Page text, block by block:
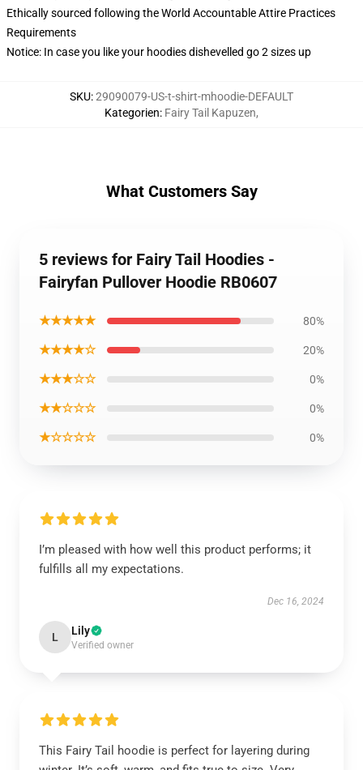
Ethically sourced following the World Accountable Attire Practices
Requirements
Notice: In case you like your hoodies dishevelled go 2 sizes up
SKU:29090079-US-t-shirt-mhoodie-DEFAULT
Kategorien: Fairy Tail Kapuzen,
What Customers Say
5 reviews for Fairy Tail Hoodies -
Fairyfan Pullover Hoodie RB0607
★★★★★ 80%
★★★★☆ 20%
★★★☆☆ 0%
★★☆☆☆ 0%
★☆☆☆☆ 0%
I’m pleased with how well this product performs; it
fulfills all my expectations.
Dec 16, 2024
L Lily
Verified owner
This Fairy Tail hoodie is perfect for layering during